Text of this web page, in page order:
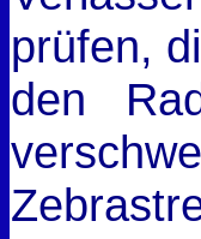
prüfen,
den